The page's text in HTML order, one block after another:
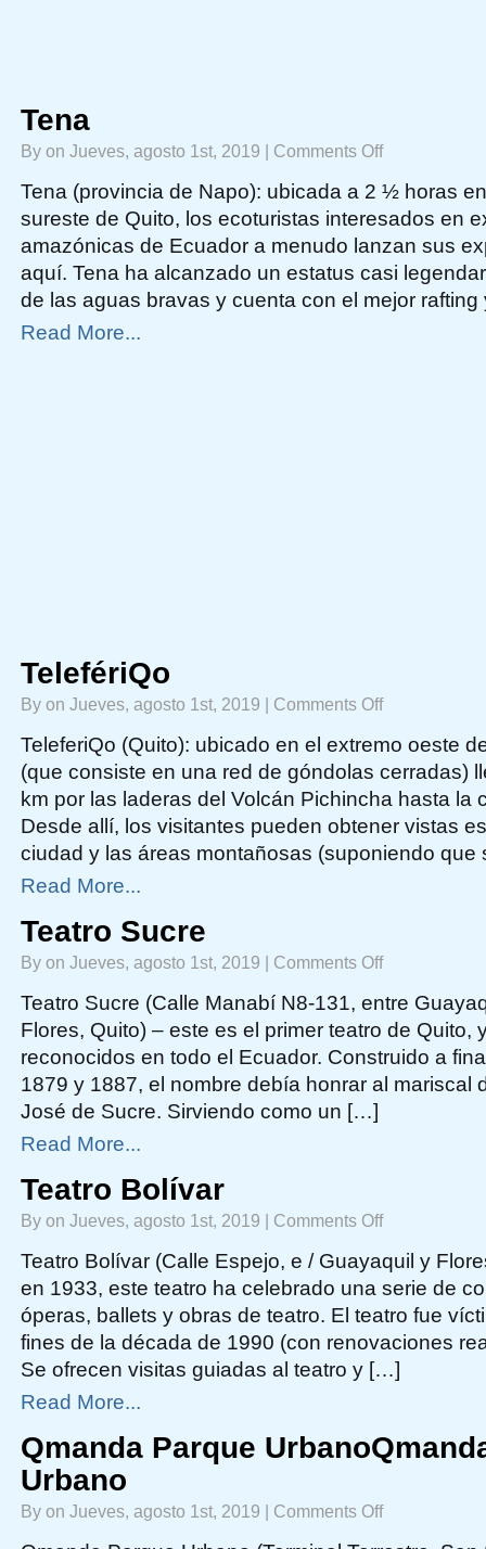
Tena
By on Jueves, agosto 1st, 2019 | Comments Offon
Tena (provincia de Napo): ubicada a 2 ½ horas
sureste de Quito, los ecoturistas interesados ​​en
amazónicas de Ecuador a menudo lanzan sus
aquí. Tena ha alcanzado un estatus casi
de las aguas bravas y cuenta con el mejor
Read More...
TelefériQo
By on Jueves, agosto 1st, 2019 | Comments Offon
TeleferiQo (Quito): ubicado en el extremo oeste
(que consiste en una red de góndolas cerradas)
km por las laderas del Volcán Pichincha hasta la
Desde allí, los visitantes pueden obtener vistas
ciudad y las áreas montañosas (suponiendo
Read More...
Teatro Sucre
By on Jueves, agosto 1st, 2019 | Comments Offon
Teatro Sucre (Calle Manabí N8-131, entre
Flores, Quito) – este es el primer teatro de Quito,
reconocidos en todo el Ecuador. Construido a
1879 y 1887, el nombre debía honrar al mariscal
José de Sucre. Sirviendo como un […]
Read More...
Teatro Bolívar
By on Jueves, agosto 1st, 2019 | Comments Offon
Teatro Bolívar (Calle Espejo, e / Guayaquil y
en 1933, este teatro ha celebrado una serie de
óperas, ballets y obras de teatro. El teatro fue
fines de la década de 1990 (con renovaciones
Se ofrecen visitas guiadas al teatro y […]
Read More...
Qmanda Parque
Urbano
By on Jueves, agosto 1st, 2019 | Comments Offon
UrbanoQmanda